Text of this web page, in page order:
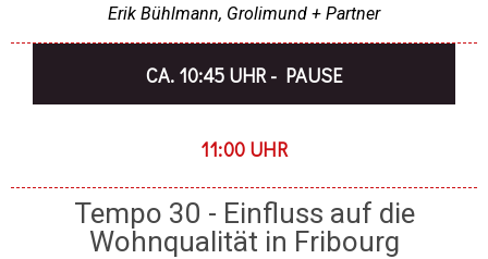
Erik Bühlmann, Grolimund + Partner
CA. 10:45 UHR - PAUSE
11:00 UHR
Tempo 30 - Einfluss auf die
Wohnqualität in Fribourg